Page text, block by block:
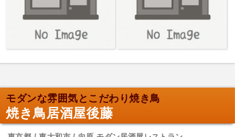
モダンな雰囲気とこだわり焼き鳥
焼き鳥居酒屋後藤